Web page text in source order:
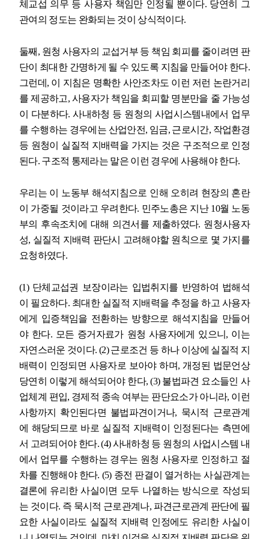
체교섭 의무 등 사용자 책임만 인정될 뿐이다. 당연히 그
관여의 정도는 완화되는 것이 상식적이다.
둘째 , 원청 사용자의 교섭거부 등 책임 회피를 줄이려면 판
단이 최대한 간명하게 될 수 있도록 지침을 만들어야 한다.
그런데 , 이 지침은 명확한 사안조차도 이런 저런 논란거리
를 제공하고,사용자가 책임을 회피할 명분만을 줄 가능성
이 다분하다.사내하청 등 원청의 사업시스템내에서 업무
를 수행하는 경우에는 산업안전, 임금, 근로시간, 작업환경
등 원청이 실질적 지배력을 가지는 것은 구조적으로 인정
된다. 구조적 통제라는 말은 이런 경우에 사용해야 한다.
우리는 이 노동부 해석지침으로 인해 오히려 현장의 혼란
이 가중될 것이라고 우려한다. 민주노총은 지난 10월 노동
부의 후속조치에 대해 의견서를 제출하였다. 원청사용자
성, 실질적 지배력 판단시 고려해야할 원칙으로 몇 가지를
요청하였다.
(1) 단체교섭권 보장이라는 입법취지를 반영하여 법해석
이 필요하다. 최대한 실질적 지배력을 추정을 하고 사용자
에게 입증책임을 전환하는 방향으로 해석지침을 만들어
야 한다. 모든 증거자료가 원청 사용자에게 있으니 , 이는
자연스러운 것이다. (2)근로조건 등 하나 이상에 실질적 지
배력이 인정되면 사용자로 보아야 하며, 개정된 법문언상
당연히 이렇게 해석되어야 한다, (3) 불법파견 요소들인 사
업체계 편입, 경제적 종속 여부는 판단요소가 아니라, 이런
사항까지 확인된다면 불법파견이거나, 묵시적 근로관계
에 해당되므로 바로 실질적 지배력이 인정된다는 측면에
서 고려되어야 한다. (4)사내하청 등 원청의 사업시스템 내
에서 업무를 수행하는 경우는 원청 사용자로 인정하고 절
차를 진행해야 한다. (5) 종전 판결이 열거하는 사실관계는
결론에 유리한 사실이면 모두 나열하는 방식으로 작성되
는 것이다. 즉 묵시적 근로관계나, 파견근로관계 판단에 필
요한 사실이라도 실질적 지배력 인정에도 유리한 사실이